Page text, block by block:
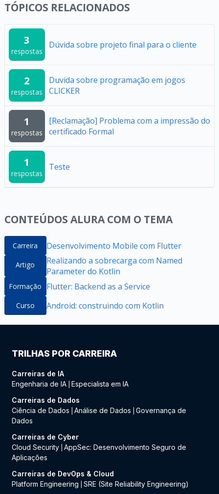
TÓPICOS RELACIONADOS
3
respostas
Dúvida sobre projeto final para o cliente
2
respostas
Duvida sobre programação em jogos
CLICKER
1
respostas
[Reclamação] Problema com a impressão do
certificado Formal
1
respostas
Teste
CONTEÚDOS ALURA COM O TEMA
Carreira Desenvolvimento Mobile com Flutter
Artigo
Realizando a sobrecarga com Named
Parameter do Kotlin
Formação Flutter: Backend as a Service
Curso Android: construindo com Kotlin
TRILHAS POR CARREIRA
Carreiras de IA
Engenharia de IA Especialista em IA
Carreiras de Dados
Ciência de Dados
Análise de Dados
Governança de
Dados
Carreiras de Cyber
Cloud Security AppSec: Desenvolvimento Seguro de
Aplicações
Carreiras de DevOps & Cloud
Platform Engineering
SRE (Site Reliability Engineering)